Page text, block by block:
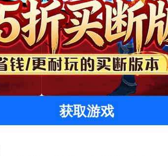
获取游戏